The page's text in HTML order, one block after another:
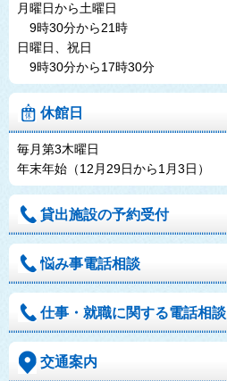
月曜日から土曜日
9時30分から21時
日曜日、祝日
9時30分から17時30分
休館日
毎月第3木曜日
年末年始（12月29日から1月3日）
貸出施設の予約受付
悩み事電話相談
仕事・就職に関する電話相談
交通案内